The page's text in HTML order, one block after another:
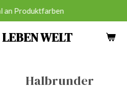
WELT
an Produktfarben
Halbrunder